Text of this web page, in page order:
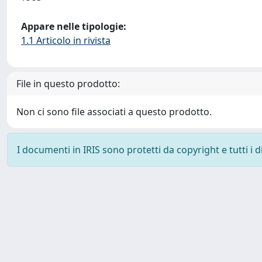
Appare nelle tipologie:
1.1 Articolo in rivista
File in questo prodotto:
Non ci sono file associati a questo prodotto.
I documenti in IRIS sono protetti da copyright e tutti i